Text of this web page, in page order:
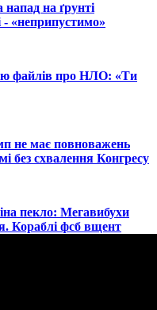
напад на ґрунті
- «неприпустимо»
файлів про НЛО: «Ти
не має повноважень
без схвалення Конгресу
пекло: Мегавибухи
Кораблі фсб вщент